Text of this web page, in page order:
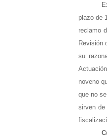
plazo de
reclamo
Revisión
su
noveno
que no
sirven